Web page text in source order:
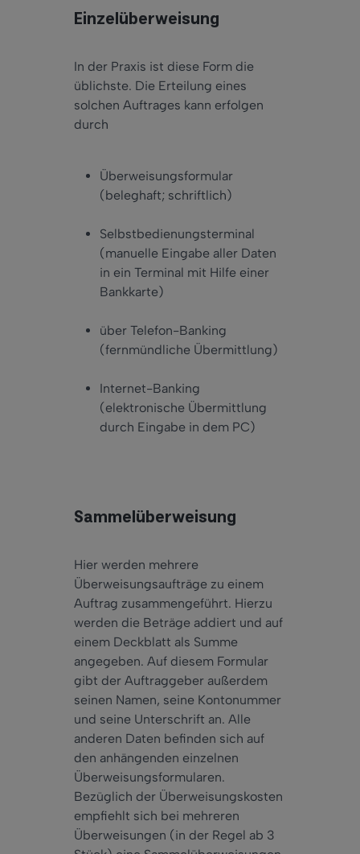
Einzelüberweisung
In der Praxis ist diese Form die
üblichste. Die Erteilung eines
solchen Auftrages kann erfolgen
durch
Überweisungsformular
(beleghaft; schriftlich)
Selbstbedienungsterminal
(manuelle Eingabe aller Daten
in ein Terminal mit Hilfe einer
Bankkarte)
über Telefon-Banking
(fernmündliche Übermittlung)
Internet-Banking
(elektronische Übermittlung
durch Eingabe in dem PC)
Sammelüberweisung
Hier werden mehrere
Überweisungsaufträge zu einem
Auftrag zusammengeführt. Hierzu
werden die Beträge addiert und auf
einem Deckblatt als Summe
angegeben. Auf diesem Formular
gibt der Auftraggeber außerdem
seinen Namen, seine Kontonummer
und seine Unterschrift an. Alle
anderen Daten befinden sich auf
den anhängenden einzelnen
Überweisungsformularen.
Bezüglich der Überweisungskosten
empfiehlt sich bei mehreren
Überweisungen (in der Regel ab 3